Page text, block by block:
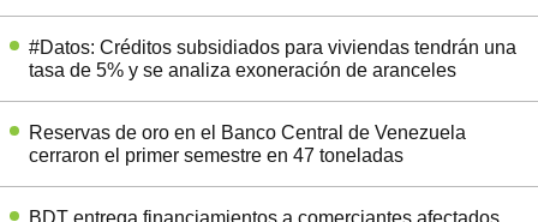
#Datos: Créditos subsidiados para viviendas tendrán una
tasa de 5% y se analiza exoneración de aranceles
Reservas de oro en el Banco Central de Venezuela
cerraron el primer semestre en 47 toneladas
BDT entrega financiamientos a comerciantes afectados